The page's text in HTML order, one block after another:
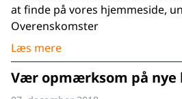
at finde på vores hjemmeside,
Overenskomster
Læs mere
Vær opmærksom på